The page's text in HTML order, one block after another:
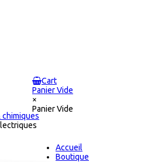
Cart
Panier Vide
×
Panier Vide
Accueil
Boutique
chimiques